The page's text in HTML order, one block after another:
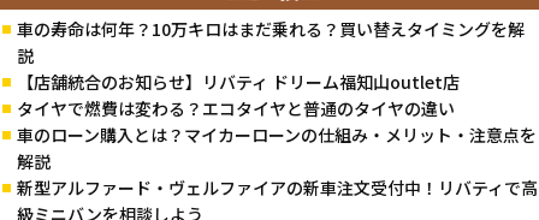
車の寿命は何年？10万キロはまだ乗れる？買い替えタイミングを解
説
【店舗統合のお知らせ】リバティ ドリーム福知山outlet店
タイヤで燃費は変わる？エコタイヤと普通のタイヤの違い
車のローン購入とは？マイカーローンの仕組み・メリット・注意点を
解説
新型アルファード・ヴェルファイアの新車注文受付中！リバティで高
級ミニバンを相談しよう